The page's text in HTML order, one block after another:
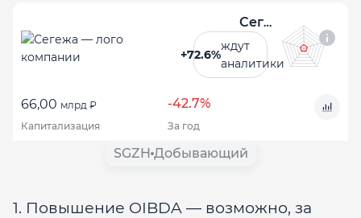
Сегежа
+72.6%
ждут
аналитики
66,00 млрд ₽ -42.7%
Капитализация За год
SGZH Добывающий
1. Повышение OIBDA — возможно, за